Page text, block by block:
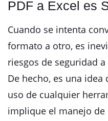
PDF a Excel es
Cuando se intenta
formato a otro, es
riesgos de seguridad
De hecho, es una idea
uso de cualquier
implique el manejo